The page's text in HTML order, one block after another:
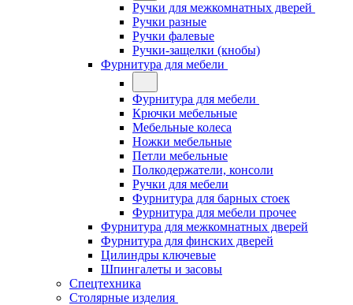
Ручки для межкомнатных дверей
Ручки разные
Ручки фалевые
Ручки-защелки (кнобы)
Фурнитура для мебели
Фурнитура для мебели
Крючки мебельные
Мебельные колеса
Ножки мебельные
Петли мебельные
Полкодержатели, консоли
Ручки для мебели
Фурнитура для барных стоек
Фурнитура для мебели прочее
Фурнитура для межкомнатных дверей
Фурнитура для финских дверей
Цилиндры ключевые
Шпингалеты и засовы
Спецтехника
Столярные изделия